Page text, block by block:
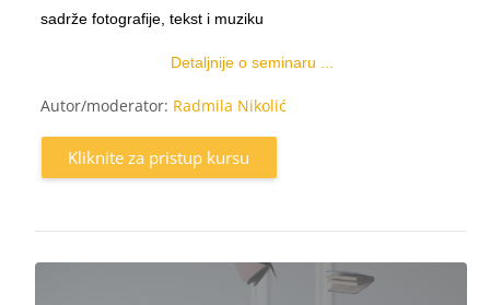
sadrže fotografije, tekst i muziku
Detaljnije o seminaru ...
Autor/moderator: Radmila Nikolić
Kliknite za pristup kursu